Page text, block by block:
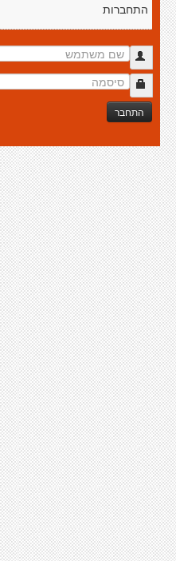
התחברות
התחבר